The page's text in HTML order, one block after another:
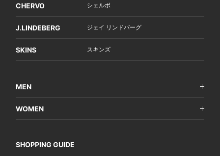
CHERVO シェルボ
J.LINDEBERG ジェイ リンドバーグ
SKINS スキンズ
MEN
WOMEN
SHOPPING GUIDE